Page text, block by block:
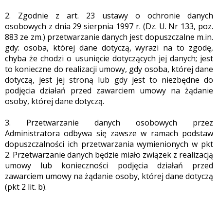
2. Zgodnie z art. 23 ustawy o ochronie danych
osobowych z dnia 29 sierpnia 1997 r. (Dz. U. Nr 133, poz.
883 ze zm.) przetwarzanie danych jest dopuszczalne m.in.
gdy: osoba, której dane dotyczą, wyrazi na to zgodę,
chyba że chodzi o usunięcie dotyczących jej danych; jest
to konieczne do realizacji umowy, gdy osoba, której dane
dotyczą, jest jej stroną lub gdy jest to niezbędne do
podjęcia działań przed zawarciem umowy na żądanie
osoby, której dane dotyczą.
3. Przetwarzanie danych osobowych przez
Administratora odbywa się zawsze w ramach podstaw
dopuszczalności ich przetwarzania wymienionych w pkt
2. Przetwarzanie danych będzie miało związek z realizacją
umowy lub konieczności podjęcia działań przed
zawarciem umowy na żądanie osoby, której dane dotyczą
(pkt 2 lit. b).